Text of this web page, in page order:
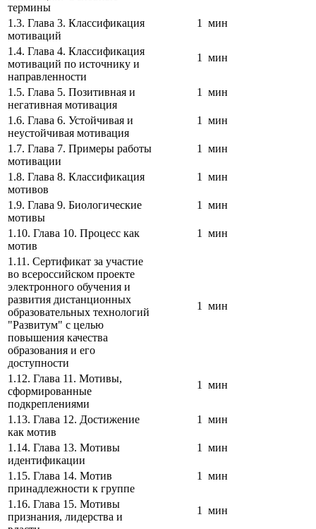
термины
1.3. Глава 3. Классификация
мотиваций
1 мин
1.4. Глава 4. Классификация
мотиваций по источнику и
направленности
1 мин
1.5. Глава 5. Позитивная и
негативная мотивация
1 мин
1.6. Глава 6. Устойчивая и
неустойчивая мотивация
1 мин
1.7. Глава 7. Примеры работы
мотивации
1 мин
1.8. Глава 8. Классификация
мотивов
1 мин
1.9. Глава 9. Биологические
мотивы
1 мин
1.10. Глава 10. Процесс как
мотив
1 мин
1.11. Сертификат за участие
во всероссийском проекте
электронного обучения и
развития дистанционных
образовательных технологий
"Развитум" с целью
повышения качества
образования и его
доступности
1 мин
1.12. Глава 11. Мотивы,
сформированные
подкреплениями
1 мин
1.13. Глава 12. Достижение
как мотив
1 мин
1.14. Глава 13. Мотивы
идентификации
1 мин
1.15. Глава 14. Мотив
принадлежности к группе
1 мин
1.16. Глава 15. Мотивы
признания, лидерства и
1 мин